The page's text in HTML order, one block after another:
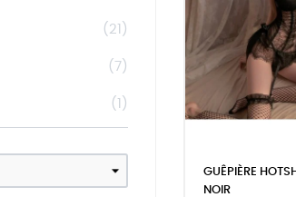
21
7
GUÊPIÈRE
NOIR